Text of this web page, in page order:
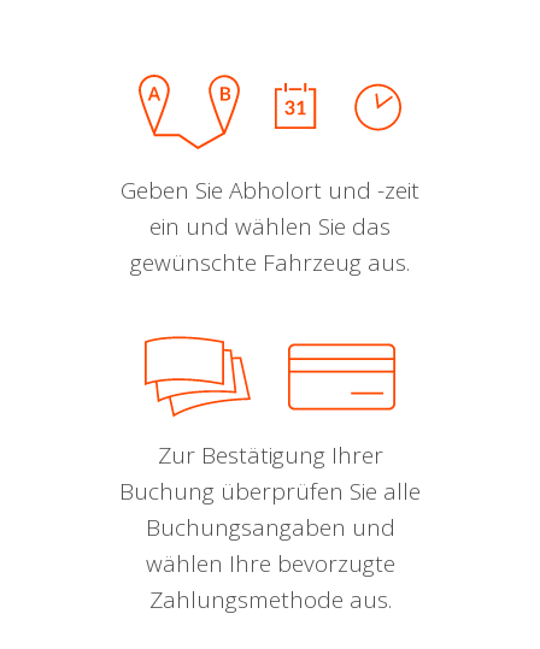
Geben Sie Abholort und -zeit
ein und wählen Sie das
gewünschte Fahrzeug aus.
Zur Bestätigung Ihrer
Buchung überprüfen Sie alle
Buchungsangaben und
wählen Ihre bevorzugte
Zahlungsmethode aus.